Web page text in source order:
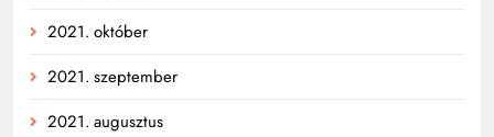
2021. október
2021. szeptember
2021. augusztus